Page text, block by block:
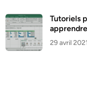
Tutoriels
29 avril